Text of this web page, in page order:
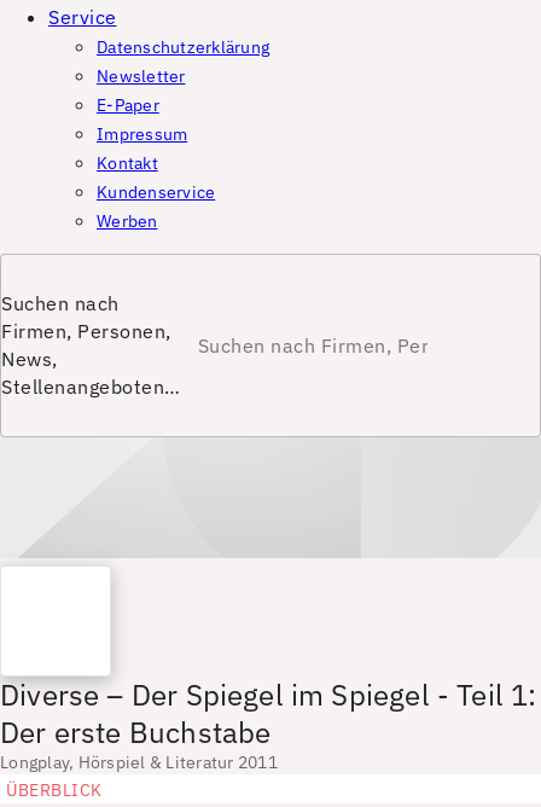
Service
Datenschutzerklärung
Newsletter
E-Paper
Impressum
Kontakt
Kundenservice
Werben
Suchen nach
Firmen, Personen,
News,
Stellenangeboten…
Diverse – Der Spiegel im Spiegel - Teil 1:
Der erste Buchstabe
Longplay, Hörspiel & Literatur 2011
ÜBERBLICK